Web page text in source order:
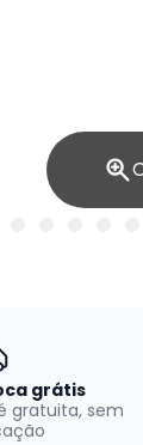
grátis
gratuita, sem